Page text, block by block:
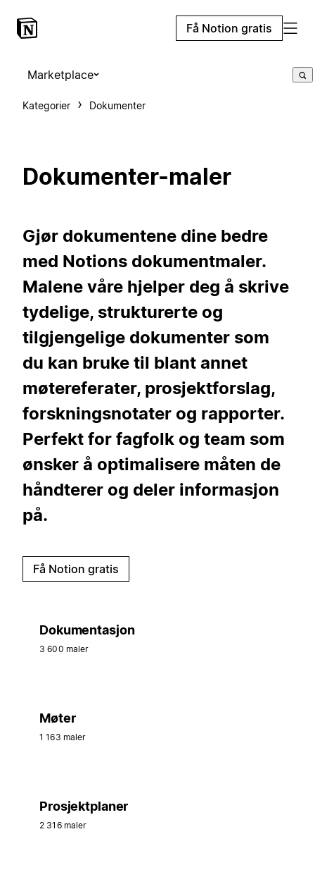
Få Notion gratis
Marketplace
Kategorier Dokumenter
Dokumenter-maler
Gjør dokumentene dine bedre
med Notions dokumentmaler.
Malene våre hjelper deg å skrive
tydelige, strukturerte og
tilgjengelige dokumenter som
du kan bruke til blant annet
møtereferater, prosjektforslag,
forskningsnotater og rapporter.
Perfekt for fagfolk og team som
ønsker å optimalisere måten de
håndterer og deler informasjon
på.
Få Notion gratis
Dokumentasjon
3 600 maler
Møter
1 163 maler
Prosjektplaner
2 316 maler